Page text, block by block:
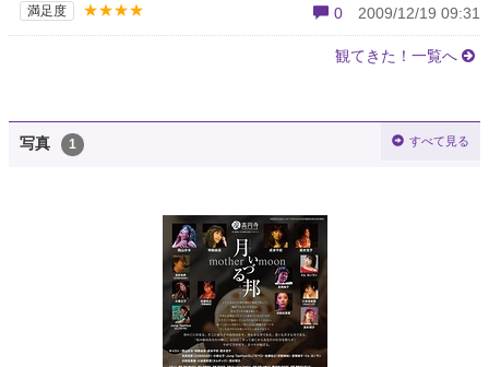
満足度 ★★★★ 0 2009/12/19 09:31
観てきた！一覧へ
写真 1 すべて見る